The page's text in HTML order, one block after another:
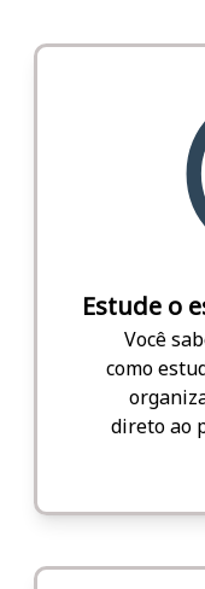
Estude o
Você
como
direto ao